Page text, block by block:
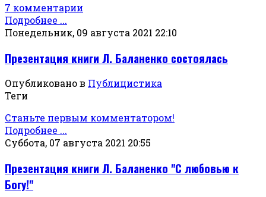
7 комментарии
Подробнее ...
Понедельник, 09 августа 2021 22:10
Презентация книги Л. Баланенко состоялась
Опубликовано в Публицистика
Теги
Станьте первым комментатором!
Подробнее ...
Суббота, 07 августа 2021 20:55
Презентация книги Л. Баланенко "С любовью к
Богу!"